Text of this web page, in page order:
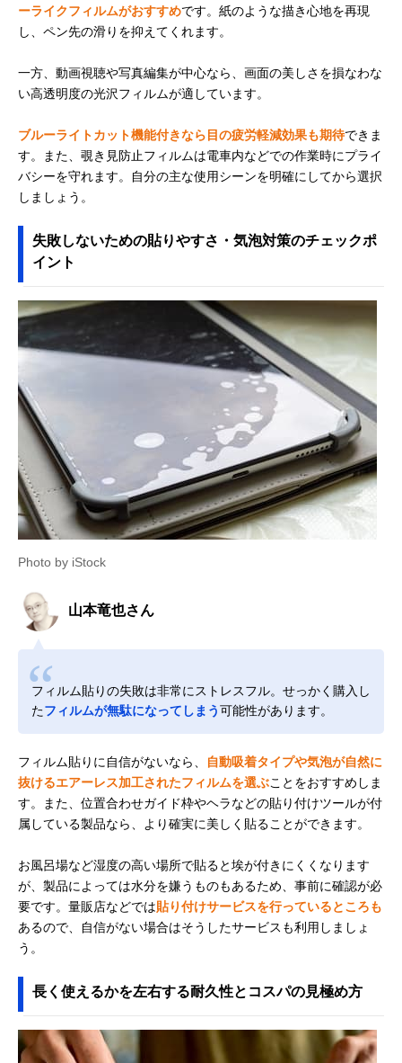
ーライクフィルムがおすすめです。紙のような描き心地を再現
し、ペン先の滑りを抑えてくれます。
一方、動画視聴や写真編集が中心なら、画面の美しさを損なわな
い高透明度の光沢フィルムが適しています。
ブルーライトカット機能付きなら目の疲労軽減効果も期待できま
す。また、覗き見防止フィルムは電車内などでの作業時にプライ
バシーを守れます。自分の主な使用シーンを明確にしてから選択
しましょう。
失敗しないための貼りやすさ・気泡対策のチェックポ
イント
Photo by iStock
山本竜也さん
フィルム貼りの失敗は非常にストレスフル。せっかく購入し
たフィルムが無駄になってしまう可能性があります。
フィルム貼りに自信がないなら、
自動吸着タイプや気泡が自然に
抜けるエアーレス加工されたフィルムを選ぶことをおすすめしま
す。また、位置合わせガイド枠やヘラなどの貼り付けツールが付
属している製品なら、より確実に美しく貼ることができます。
お風呂場など湿度の高い場所で貼ると埃が付きにくくなります
が、製品によっては水分を嫌うものもあるため、事前に確認が必
要です。量販店などでは貼り付けサービスを行っているところも
あるので、自信がない場合はそうしたサービスも利用しましょ
う。
長く使えるかを左右する耐久性とコスパの見極め方